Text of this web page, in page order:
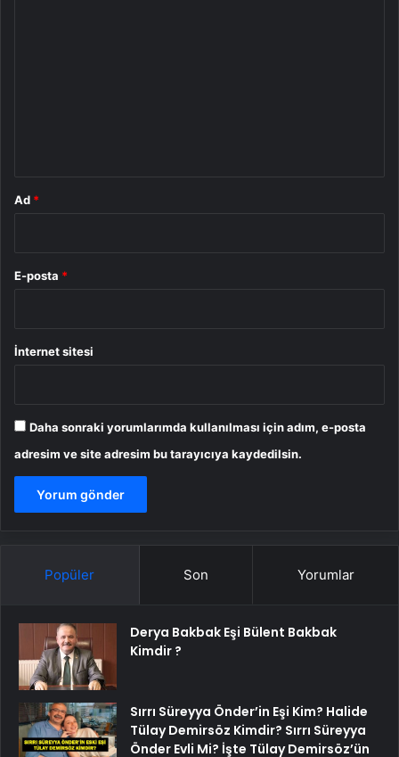
Ad *
E-posta *
İnternet sitesi
Daha sonraki yorumlarımda kullanılması için adım, e-posta
adresim ve site adresim bu tarayıcıya kaydedilsin.
Popüler Son Yorumlar
Derya Bakbak Eşi Bülent Bakbak
Kimdir ?
Sırrı Süreyya Önder’in Eşi Kim? Halide
Tülay Demirsöz Kimdir? Sırrı Süreyya
Önder Evli Mi? İşte Tülay Demirsöz’ün